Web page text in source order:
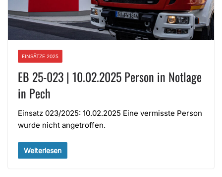
EINSÄTZE 2025
EB 25-023 | 10.02.2025 Person in Notlage
in Pech
Einsatz 023/2025: 10.02.2025 Eine vermisste Person
wurde nicht angetroffen.
Weiterlesen